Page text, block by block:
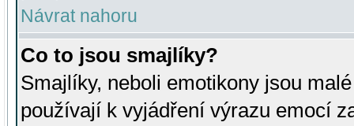
Návrat nahoru
Co to jsou smajlíky?
Smajlíky, neboli emotikony jsou
používají k vyjádření výrazu emocí